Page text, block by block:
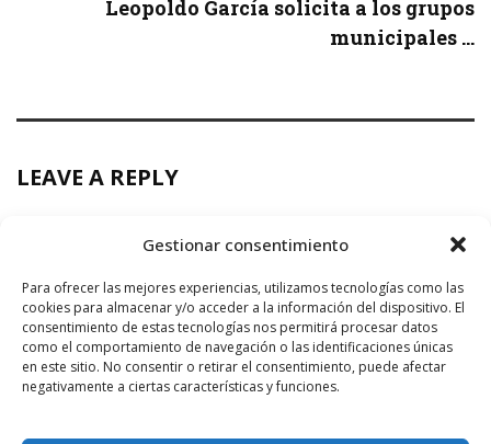
Gestionar consentimiento
Para ofrecer las mejores experiencias, utilizamos tecnologías como las
cookies para almacenar y/o acceder a la información del dispositivo. El
consentimiento de estas tecnologías nos permitirá procesar datos
como el comportamiento de navegación o las identificaciones únicas
en este sitio. No consentir o retirar el consentimiento, puede afectar
negativamente a ciertas características y funciones.
Leopoldo García solicita a los grupos
municipales ...
LEAVE A REPLY